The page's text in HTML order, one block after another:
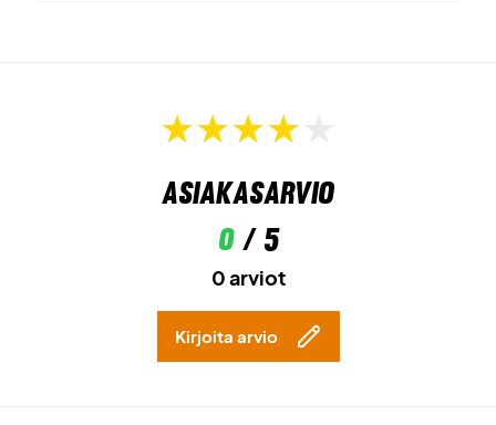
Asiakasarvio
0/ 5
0 arviot
Kirjoita arvio